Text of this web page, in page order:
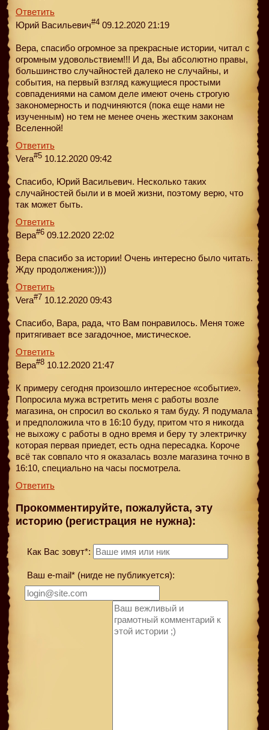
Ответить
Юрий Васильевич#4 09.12.2020 21:19
Вера, спасибо огромное за прекрасные истории, читал с
огромным удовольствием!!! И да, Вы абсолютно правы,
большинство случайностей далеко не случайны, и
события, на первый взгляд кажущиеся простыми
совпадениями на самом деле имеют очень строгую
закономерность и подчиняются (пока еще нами не
изученным) но тем не менее очень жестким законам
Вселенной!
Ответить
Vera#5 10.12.2020 09:42
Спасибо, Юрий Васильевич. Несколько таких
случайностей были и в моей жизни, поэтому верю, что
так может быть.
Ответить
Вера#6 09.12.2020 22:02
Вера спасибо за истории! Очень интересно было читать.
Жду продолжения:))))
Ответить
Vera#7 10.12.2020 09:43
Спасибо, Вара, рада, что Вам понравилось. Меня тоже
притягивает все загадочное, мистическое.
Ответить
Вера#8 10.12.2020 21:47
К примеру сегодня произошло интересное «событие».
Попросила мужа встретить меня с работы возле
магазина, он спросил во сколько я там буду. Я подумала
и предположила что в 16:10 буду, притом что я никогда
не выхожу с работы в одно время и беру ту электричку
которая первая приедет, есть одна пересадка. Короче
всё так совпало что я оказалась возле магазина точно в
16:10, специально на часы посмотрела.
Ответить
Прокомментируйте, пожалуйста, эту
историю (регистрация не нужна):
Как Вас зовут*:
Ваш e-mail* (нигде не публикуется):